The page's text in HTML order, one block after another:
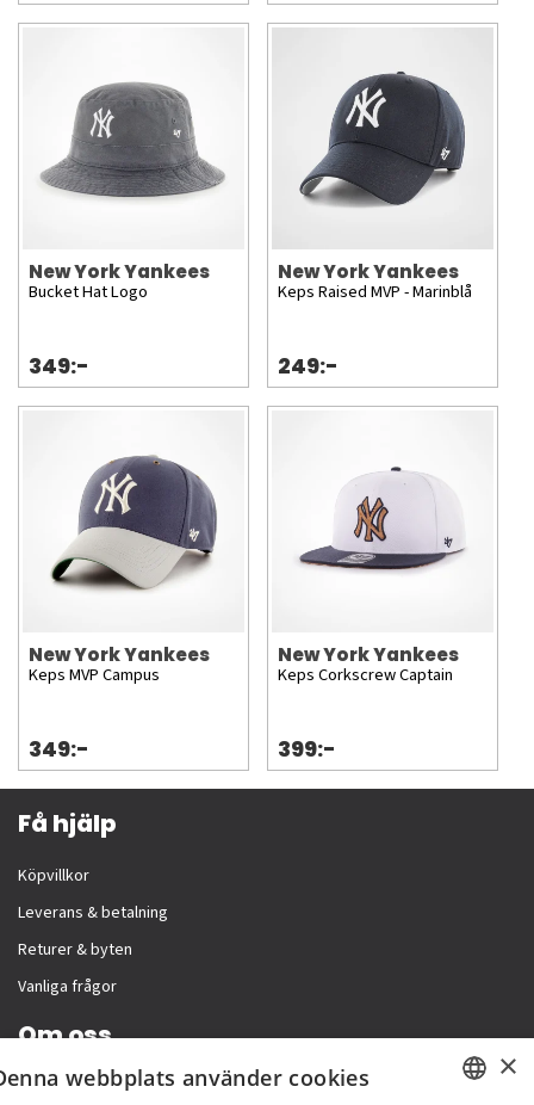
New York Yankees
Bucket Hat Logo
349:-
New York Yankees
Keps Raised MVP - Marinblå
249:-
New York Yankees
Keps MVP Campus
349:-
New York Yankees
Keps Corkscrew Captain
399:-
Få hjälp
Köpvillkor
Leverans & betalning
Returer & byten
Vanliga frågor
Om oss
Företagsinformation
×
webbplats använder cookies